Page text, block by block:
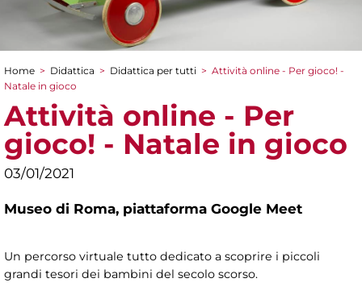
Tu sei qui
Home > Didattica > Didattica per tutti > Attività online - Per gioco! -
Natale in gioco
Attività online - Per
gioco! - Natale in gioco
03/01/2021
Museo di Roma, piattaforma Google Meet
Un percorso virtuale tutto dedicato a scoprire i piccoli
grandi tesori dei bambini del secolo scorso.